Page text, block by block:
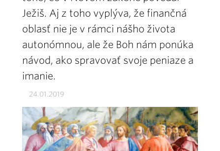
Ježiš. Aj z toho vyplýva, že finančná
oblasť nie je v rámci nášho života
autonómnou, ale že Boh nám ponúka
návod, ako spravovať svoje peniaze a
imanie.
24.01.2019